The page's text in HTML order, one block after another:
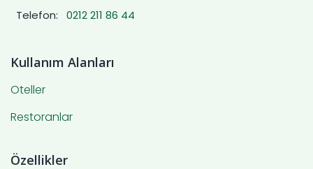
Telefon:
0212 211 86 44
Kullanım Alanları
Oteller
Restoranlar
Özellikler